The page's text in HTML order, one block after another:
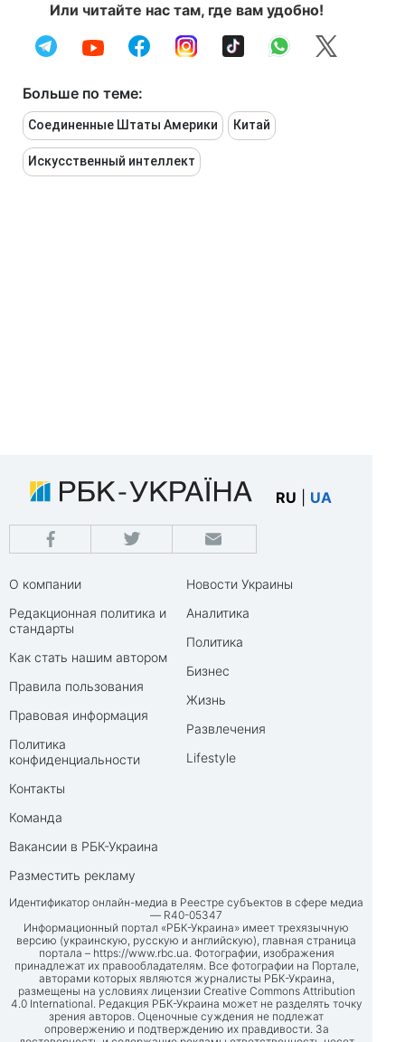
Или читайте нас там, где вам удобно!
Больше по теме:
Соединенные Штаты Америки Китай
Искусственный интеллект
RU UA
О компании
Редакционная политика и
стандарты
Как стать нашим автором
Правила пользования
Правовая информация
Политика
конфиденциальности
Контакты
Команда
Вакансии в РБК-Украина
Разместить рекламу
Новости Украины
Аналитика
Политика
Бизнес
Жизнь
Развлечения
Lifestyle
Идентификатор онлайн-медиа в Реестре субъектов в сфере медиа
— R40-05347
Информационный портал «РБК-Украина» имеет трехязычную
версию (украинскую, русскую и английскую), главная страница
портала – https://www.rbc.ua. Фотографии, изображения
принадлежат их правообладателям. Все фотографии на Портале,
авторами которых являются журналисты РБК-Украина,
размещены на условиях лицензии Creative Commons Attribution
4.0 International. Редакция РБК-Украина может не разделять точку
зрения авторов. Оценочные суждения не подлежат
опровержению и подтверждению их правдивости. За